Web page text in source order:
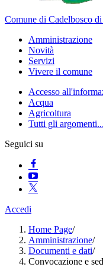
Comune di Cadelbosco di
Amministrazione
Novità
Servizi
Vivere il comune
Accesso
Acqua
Agricoltura
Tutti gli argomenti...
Seguici su
Accedi
Home Page/
Amministrazione/
Documenti e dati/
Convocazione e